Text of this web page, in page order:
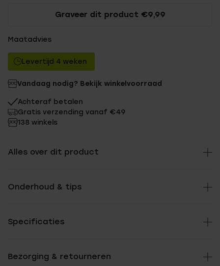
Graveer dit product €9,99
Maatadvies
Levertijd 4 weken
Vandaag nodig? Bekijk winkelvoorraad
Achteraf betalen
Gratis verzending vanaf €49
138 winkels
Alles over dit product
Onderhoud & tips
Specificaties
Bezorging & retourneren